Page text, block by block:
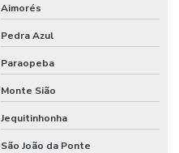
Aimorés
Pedra Azul
Paraopeba
Monte Sião
Jequitinhonha
São João da Ponte